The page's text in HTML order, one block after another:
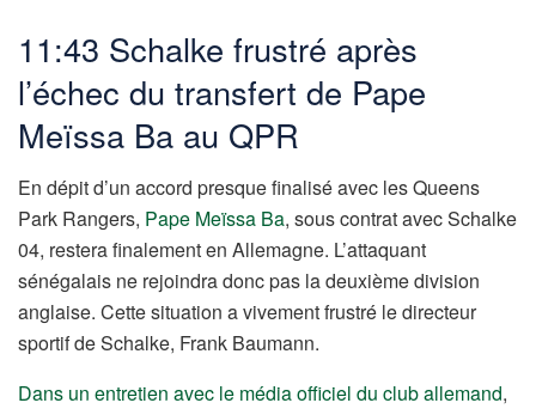
11:43 Schalke frustré après
l’échec du transfert de Pape
Meïssa Ba au QPR
En dépit d’un accord presque finalisé avec les Queens
Park Rangers, Pape Meïssa Ba, sous contrat avec Schalke
04, restera finalement en Allemagne. L’attaquant
sénégalais ne rejoindra donc pas la deuxième division
anglaise. Cette situation a vivement frustré le directeur
sportif de Schalke, Frank Baumann.
Dans un entretien avec le média officiel du club allemand,